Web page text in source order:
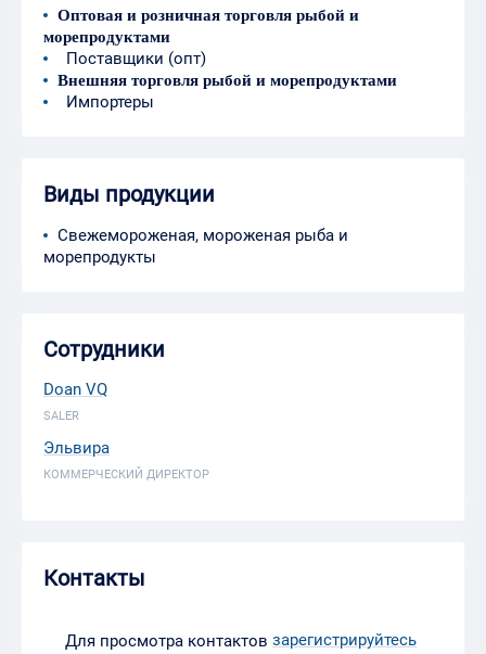
Оптовая и розничная торговля рыбой и
морепродуктами
Поставщики (опт)
Внешняя торговля рыбой и морепродуктами
Импортеры
Виды продукции
Свежемороженая, мороженая рыба и
морепродукты
Сотрудники
Doan VQ
SALER
Эльвира
КОММЕРЧЕСКИЙ ДИРЕКТОР
Контакты
Для просмотра контактов зарегистрируйтесь